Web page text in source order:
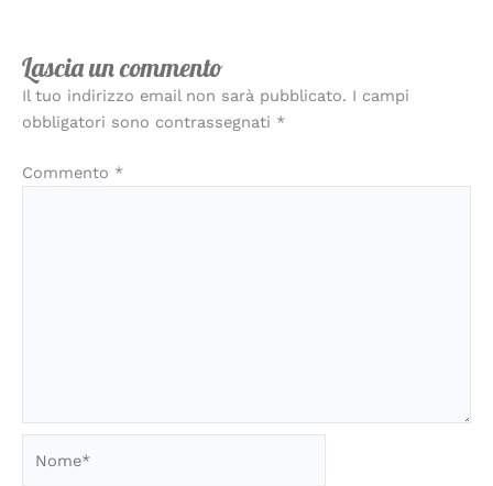
Lascia un commento
Il tuo indirizzo email non sarà pubblicato. I campi
obbligatori sono contrassegnati *
Commento *